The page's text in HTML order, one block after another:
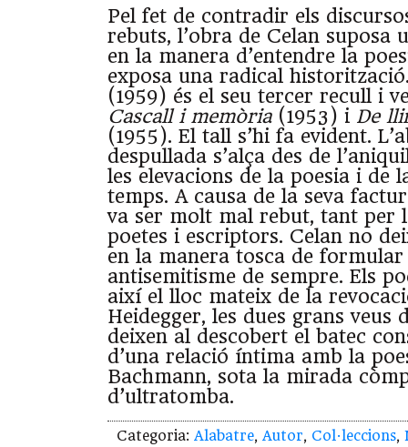
Pel fet de contradir els
rebuts, l’obra de Celan suposa
en la manera d’entendre la
exposa una radical
(1959) és el seu tercer recull i
Cascall i memòria(1953) i De
(1955). El tall s’hi fa evident.
despullada s’alça des de
les elevacions de la poesia i de
temps. A causa de la seva
va ser molt mal rebut, tant per
poetes i escriptors. Celan no
en la manera tosca de
antisemitisme de sempre. Els
així el lloc mateix de la
Heidegger, les dues grans veus
deixen al descobert el batec
d’una relació íntima amb la
Bachmann, sota la mirada
d’ultratomba.
Categoria: Alabatre, Autor, Col·leccions,